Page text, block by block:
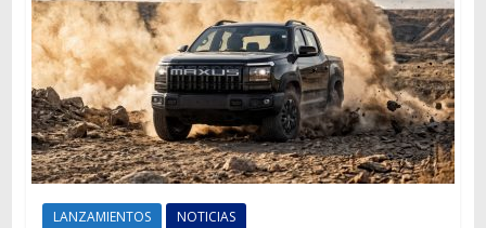
LANZAMIENTOS NOTICIAS